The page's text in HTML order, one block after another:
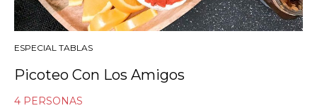
ESPECIAL TABLAS
Picoteo Con Los Amigos
4 PERSONAS